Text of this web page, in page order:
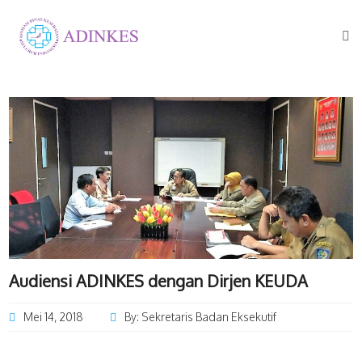
Audiensi ADINKES dengan Dirjen KEUDA
Mei 14, 2018 By: Sekretaris Badan Eksekutif